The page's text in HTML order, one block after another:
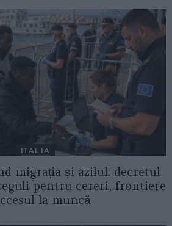
ITALIA
migrația și azilul: decretul
pentru cereri, frontiere
la muncă